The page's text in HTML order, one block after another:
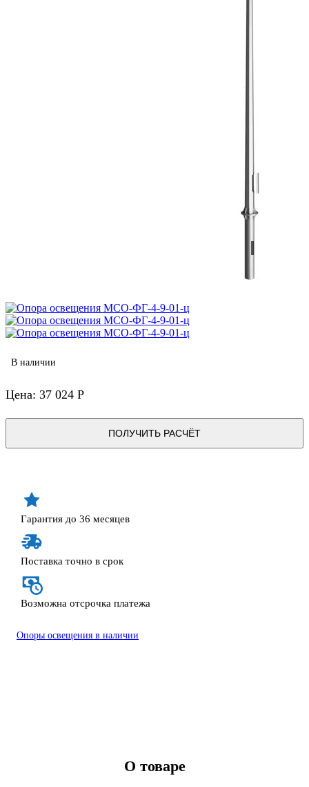
В наличии
Цена: 37 024 Р
ПОЛУЧИТЬ РАСЧЁТ
Гарантия до 36 месяцев
Поставка точно в срок
Возможна отсрочка платежа
Опоры освещения в наличии
О товаре